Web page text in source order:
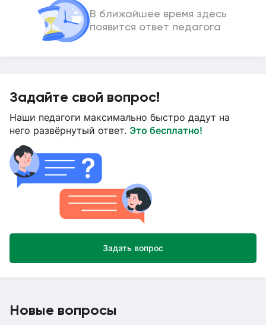
В ближайшее время здесь
появится ответ педагога
Задайте свой вопрос!
Наши педагоги максимально быстро дадут на
него развёрнутый ответ. Это бесплатно!
Задать вопрос
Новые вопросы